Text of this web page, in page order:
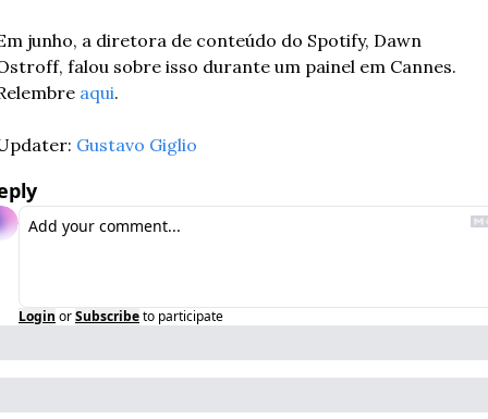
junho, a diretora de conteúdo do Spotify, Dawn
falou sobre isso durante um painel em Cannes.
aqui.
Gustavo Giglio
Login orSubscribeto participate